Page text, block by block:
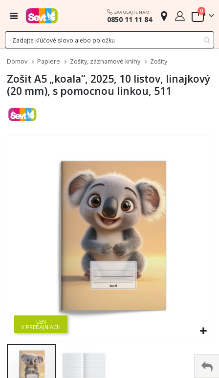
Menu ZAVOLAJTE NÁM
0850 11 11 84 Cart
0
Domov Papiere Zošity, záznamové knihy Zošity
Zošit A5 „koala“, 2025, 10 listov, linajkový
(20 mm), s pomocnou linkou, 511
LEN
V PREDAJNIACH